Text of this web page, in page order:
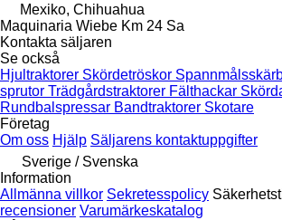
Mexiko, Chihuahua
Maquinaria Wiebe Km 24 Sa
Kontakta säljaren
Se också
Hjultraktorer Skördetröskor
sprutor Trädgårdstraktorer Fälthackar
Rundbalspressar Bandtraktorer Skotare
Företag
Om oss Hjälp Säljarens kontaktuppgifter
Sverige / Svenska
Information
Allmänna villkor Sekretesspolicy
recensioner Varumärkeskatalog